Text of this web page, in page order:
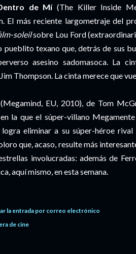
de Mí (The Killer Inside
El más reciente largometraje del
soleilsobre Lou Ford
pueblito texano que, detrás de sus
asesino sadomasoca. La
Thompson. La cinta merece que
(Megamind, EU, 2010), de Tom
la que el súper-villano
eliminar a su súper-héroe
que, acaso, resulte más
involucradas: además de
aquí mismo, en esta semana.
la entrada por correo electrónico
de cine